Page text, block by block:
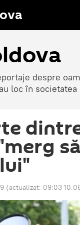
despre
loc în societatea
(actualizat: 09:03